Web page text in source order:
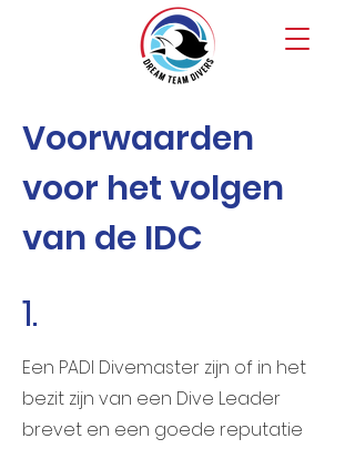
Voorwaarden
voor het volgen
van de IDC
1.
Een PADI Divemaster zijn of in het
bezit zijn van een Dive Leader
brevet en een goede reputatie